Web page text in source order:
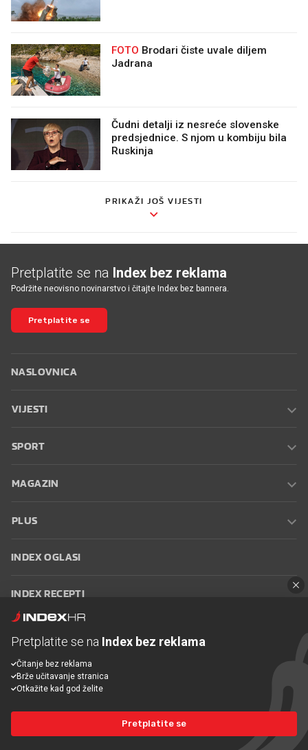
FOTO
Jadrana
Čudni detalji iz nesreće slovenske
predsjednice. S njom u kombiju bila
Ruskinja
PRIKAŽI JOŠ VIJESTI
Pretplatite se na Index bez reklama
Podržite neovisno novinarstvo i čitajte Index bez bannera.
Pretplatite se
NASLOVNICA
VIJESTI
SPORT
MAGAZIN
PLUS
INDEX OGLASI
INDEX RECEPTI
Oglašavanje Zaposli se na Indexu
korištenja
Postavke kolačića
© 2026 Index
Pretplatite se na Index bez reklama
Čitanje bez reklama
Brže učitavanje stranica
Otkažite kad god želite
Pretplatite se